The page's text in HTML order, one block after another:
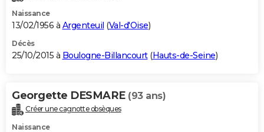
Naissance
13/02/1956 à Argenteuil (Val-d'Oise)
Décès
25/10/2015 à Boulogne-Billancourt(Hauts-de-Seine)
Georgette DESMARE (93 ans)
Créer une cagnotte obsèques
Naissance